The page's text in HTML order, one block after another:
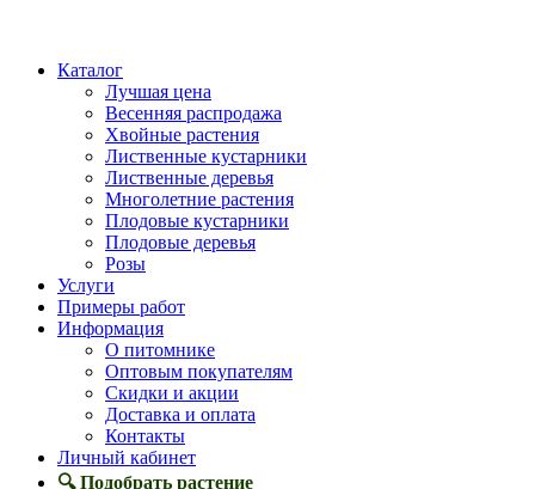
Каталог
Лучшая цена
Весенняя распродажа
Хвойные растения
Лиственные кустарники
Лиственные деревья
Многолетние растения
Плодовые кустарники
Плодовые деревья
Розы
Услуги
Примеры работ
Информация
О питомнике
Оптовым покупателям
Скидки и акции
Доставка и оплата
Контакты
Личный кабинет
🔍 Подобрать растение